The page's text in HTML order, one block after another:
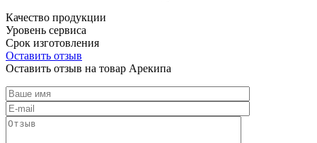
Качество продукции
Уровень сервиса
Срок изготовления
Оставить отзыв
Оставить отзыв на товар Арекипа